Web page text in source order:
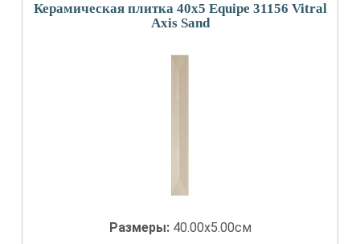
Керамическая плитка 40x5 Equipe 31156 Vitral
Axis Sand
Размеры: 40.00x5.00см